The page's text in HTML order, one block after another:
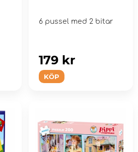
6 pussel med 2 bitar
KÖP
179 kr